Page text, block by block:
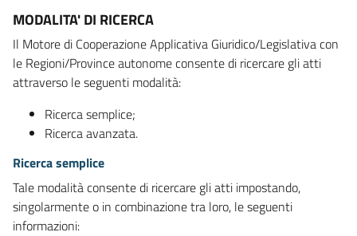
MODALITA' DI RICERCA
Il Motore di Cooperazione Applicativa Giuridico/Legislativa con
le Regioni/Province autonome consente di ricercare gli atti
attraverso le seguenti modalità:
Ricerca semplice;
Ricerca avanzata.
Ricerca semplice
Tale modalità consente di ricercare gli atti impostando,
singolarmente o in combinazione tra loro, le seguenti
informazioni: